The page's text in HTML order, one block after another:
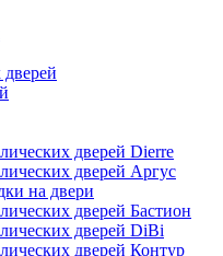
дверей Dierre
дверей Аргус
на двери
дверей Бастион
дверей DiBi
дверей Контур